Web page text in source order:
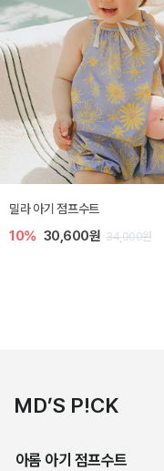
밀라 아기 셋업
20% 35,200원 44,000원
MD’S P!CK
아롬 아기 점프수트